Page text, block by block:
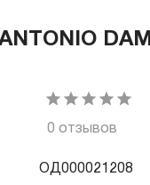
0 отзывов
ОД000021208